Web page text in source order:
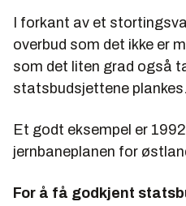
I forkant av et
overbud som det ikke er
som det liten grad også
statsbudsjettene plankes.
Et godt eksempel er
jernbaneplanen for
For å få godkjent